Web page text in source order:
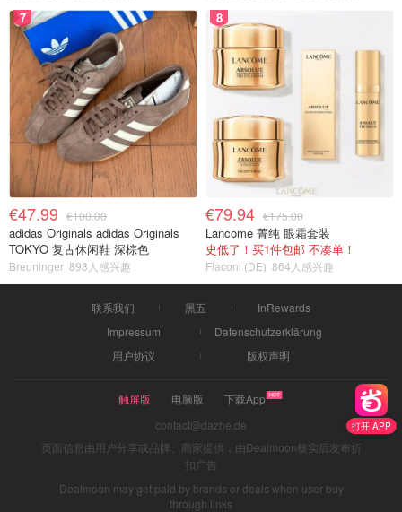
打开 APP
7
€47.99 €100.00
adidas Originals adidas Originals
TOKYO 复古休闲鞋 深棕色
Breuninger 898人感兴趣
8
€79.94 €175.00
Lancome 菁纯 眼霜套装
史低了！买1件包邮 不凑单！
Flaconi (DE) 864人感兴趣
联系我们 黑五
InRewards
Impressum
Datenschutzerklärung
用户协议
版权声明
触屏版 电脑版
下载App
contact@dazhe.de
页面信息由用户分享或品牌、商家提供，由Dealmoon核实后发布折
扣广告
Dealmoon may get paid by brands or deals when user buy
through links